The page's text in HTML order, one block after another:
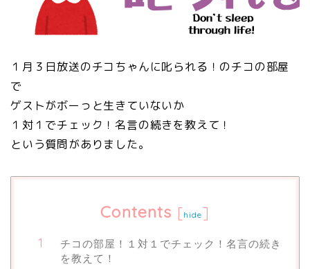
１月３日放送のチコちゃんに叱られる！のチコの部屋
で
ゲストがボーっと生きていないか
１対１でチェック！名言の続きを教えて！
という質問がありました。
Contents [hide ]
チコの部屋！１対１でチェック！名言の続き
を教えて！